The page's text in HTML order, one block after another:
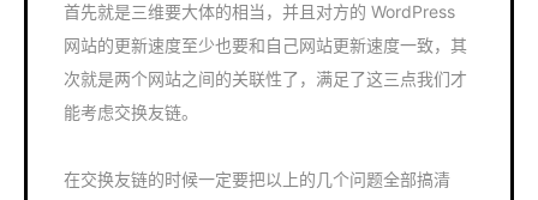
首先就是三维要大体的相当，并且对方的 WordPress
网站的更新速度至少也要和自己网站更新速度一致，其
次就是两个网站之间的关联性了，满足了这三点我们才
能考虑交换友链。
在交换友链的时候一定要把以上的几个问题全部搞清